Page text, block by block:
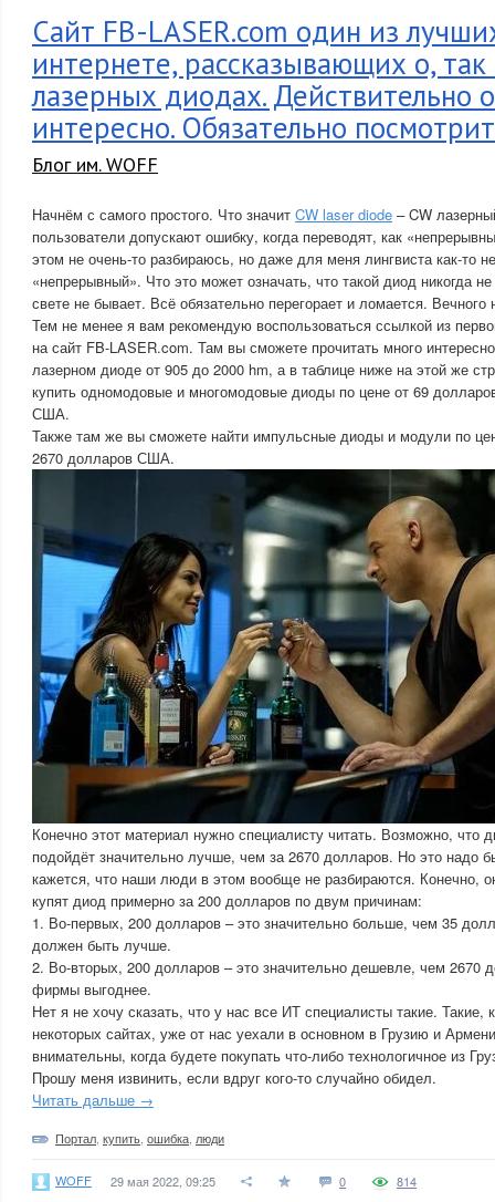
Сайт FB-LASER.com один из
интернете, рассказывающих о,
лазерных диодах. Действительно
интересно. Обязательно
Блог им. WOFF
Начнём с самого простого. Что значит CW laser diode – CW
пользователи допускают ошибку, когда переводят, как
этом не очень-то разбираюсь, но даже для меня лингвиста как-то
«непрерывный». Что это может означать, что такой диод никогда не
свете не бывает. Всё обязательно перегорает и ломается. Вечного
Тем не менее я вам рекомендую воспользоваться ссылкой из
на сайт FB-LASER.com. Там вы сможете прочитать много
лазерном диоде от 905 до 2000 hm, а в таблице ниже на этой же
купить одномодовые и многомодовые диоды по цене от 69
США.
Также там же вы сможете найти импульсные диоды и модули по
2670 долларов США.
Конечно этот материал нужно специалисту читать. Возможно, что
подойдёт значительно лучше, чем за 2670 долларов. Но это надо
кажется, что наши люди в этом вообще не разбираются. Конечно,
купят диод примерно за 200 долларов по двум причинам:
1. Во-первых, 200 долларов – это значительно больше, чем 35
должен быть лучше.
2. Во-вторых, 200 долларов – это значительно дешевле, чем 2670
фирмы выгоднее.
Нет я не хочу сказать, что у нас все ИТ специалисты такие. Такие,
некоторых сайтах, уже от нас уехали в основном в Грузию и
внимательны, когда будете покупать что-либо технологичное из
Прошу меня извинить, если вдруг кого-то случайно обидел.
Читать дальше →
Портал купить ошибка люди
WOFF 29 мая 2022, 09:25 0 814